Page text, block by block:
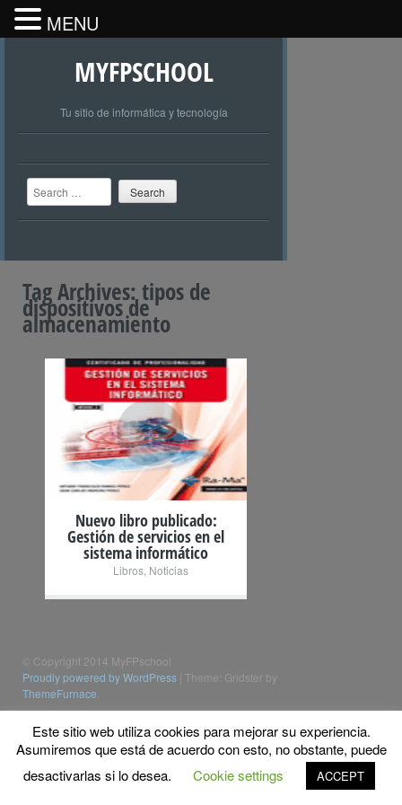
MYFPSCHOOL
Tu sitio de informática y tecnología
Search
Tag Archives:tipos de
dispositivos de
almacenamiento
+
Nuevo libro publicado:
Gestión de servicios en el
sistema informático
Libros, Noticias
© Copyright 2014 MyFPschool
Proudly powered by WordPress Theme: Gridster by
ThemeFurnace
Este sitio web utiliza cookies para mejorar su experiencia.
Asumiremos que está de acuerdo con esto, no obstante, puede
desactivarlas si lo desea.
Cookie settings ACCEPT
MENU